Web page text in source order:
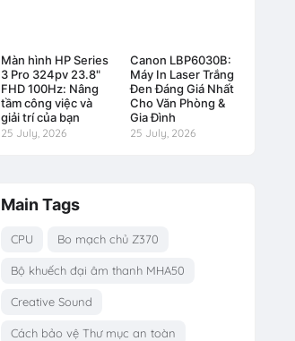
Màn hình HP Series
3 Pro 324pv 23.8"
FHD 100Hz: Nâng
tầm công việc và
giải trí của bạn
25 July, 2026
Canon LBP6030B:
Máy In Laser Trắng
Đen Đáng Giá Nhất
Cho Văn Phòng &
Gia Đình
25 July, 2026
Main Tags
CPU Bo mạch chủ Z370
Bộ khuếch đại âm thanh MHA50
Creative Sound
Cách bảo vệ Thư mục an toàn